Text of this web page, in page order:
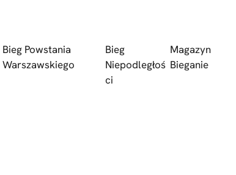
Bieg Powstania
Warszawskiego
Bieg
Niepodległoś
ci
Magazyn
Bieganie